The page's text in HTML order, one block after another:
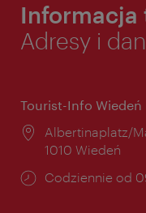
Informacja
Adresy i
Tourist-Info Wiedeń
Miejsce:
Albertinaplatz/
1010 Wiedeń
Godziny
Codziennie od